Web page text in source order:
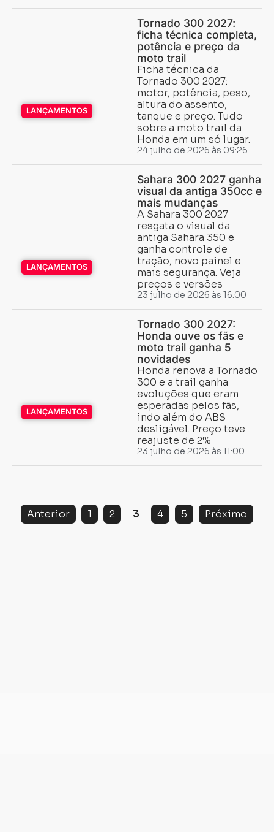
LANÇAMENTOS
Tornado 300 2027:
ficha técnica completa,
potência e preço da
moto trail
Ficha técnica da
Tornado 300 2027:
motor, potência, peso,
altura do assento,
tanque e preço. Tudo
sobre a moto trail da
Honda em um só lugar.
24 julho de 2026 às 09:26
LANÇAMENTOS
Sahara 300 2027 ganha
visual da antiga 350cc e
mais mudanças
A Sahara 300 2027
resgata o visual da
antiga Sahara 350 e
ganha controle de
tração, novo painel e
mais segurança. Veja
preços e versões
23 julho de 2026 às 16:00
LANÇAMENTOS
Tornado 300 2027:
Honda ouve os fãs e
moto trail ganha 5
novidades
Honda renova a Tornado
300 e a trail ganha
evoluções que eram
esperadas pelos fãs,
indo além do ABS
desligável. Preço teve
reajuste de 2%
23 julho de 2026 às 11:00
Anterior 1 2 3 4 5 Próximo